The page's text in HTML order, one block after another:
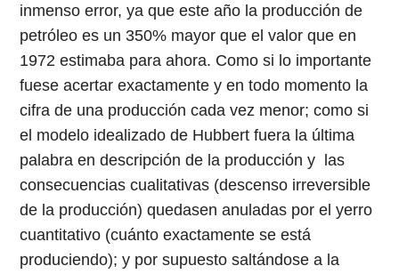
inmenso error, ya que este año la producción de
petróleo es un 350% mayor que el valor que en
1972 estimaba para ahora. Como si lo importante
fuese acertar exactamente y en todo momento la
cifra de una producción cada vez menor; como si
el modelo idealizado de Hubbert fuera la última
palabra en descripción de la producción y las
consecuencias cualitativas (descenso irreversible
de la producción) quedasen anuladas por el yerro
cuantitativo (cuánto exactamente se está
produciendo); y por supuesto saltándose a la